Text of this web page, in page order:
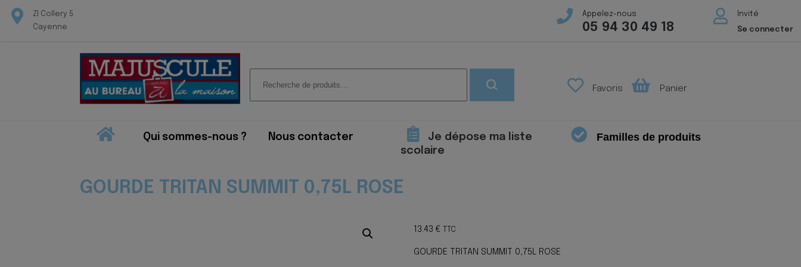
ZI Collery 5
Cayenne
Appelez-nous
05 94 30 49 18
Invité
Se connecter
pour :
Favoris Panier
Qui sommes-nous ? Nous contacter
Je dépose ma liste
scolaire
Familles de produits
GOURDE TRITAN SUMMIT 0,75L ROSE
13.43 € TTC
GOURDE TRITAN SUMMIT 0,75L ROSE